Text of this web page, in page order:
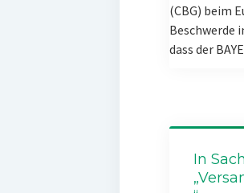
(CBG) beim
Beschwerde
dass der
In